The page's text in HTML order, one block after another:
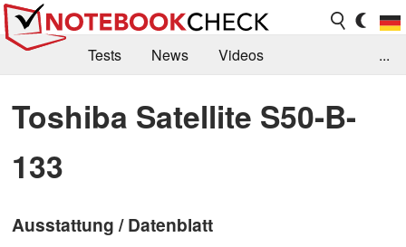
Tests News
Videos
Kaufberatung
Deals Suche
Jobs
Forum
...
Toshiba Satellite S50-B-
133
Ausstattung / Datenblatt